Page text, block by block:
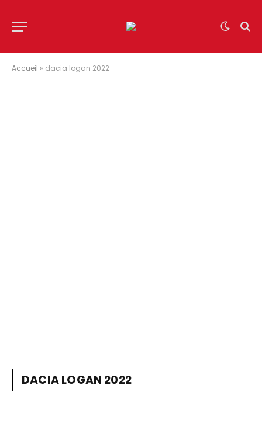
Accueil » dacia logan 2022
DACIA LOGAN 2022